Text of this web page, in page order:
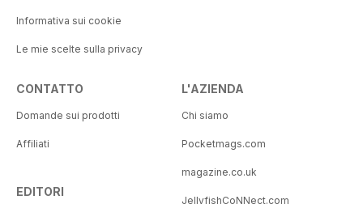
Informativa sui cookie
Le mie scelte sulla privacy
CONTATTO
Domande sui prodotti
Affiliati
EDITORI
L'AZIENDA
Chi siamo
Pocketmags.com
magazine.co.uk
JellyfishCoNNect.com